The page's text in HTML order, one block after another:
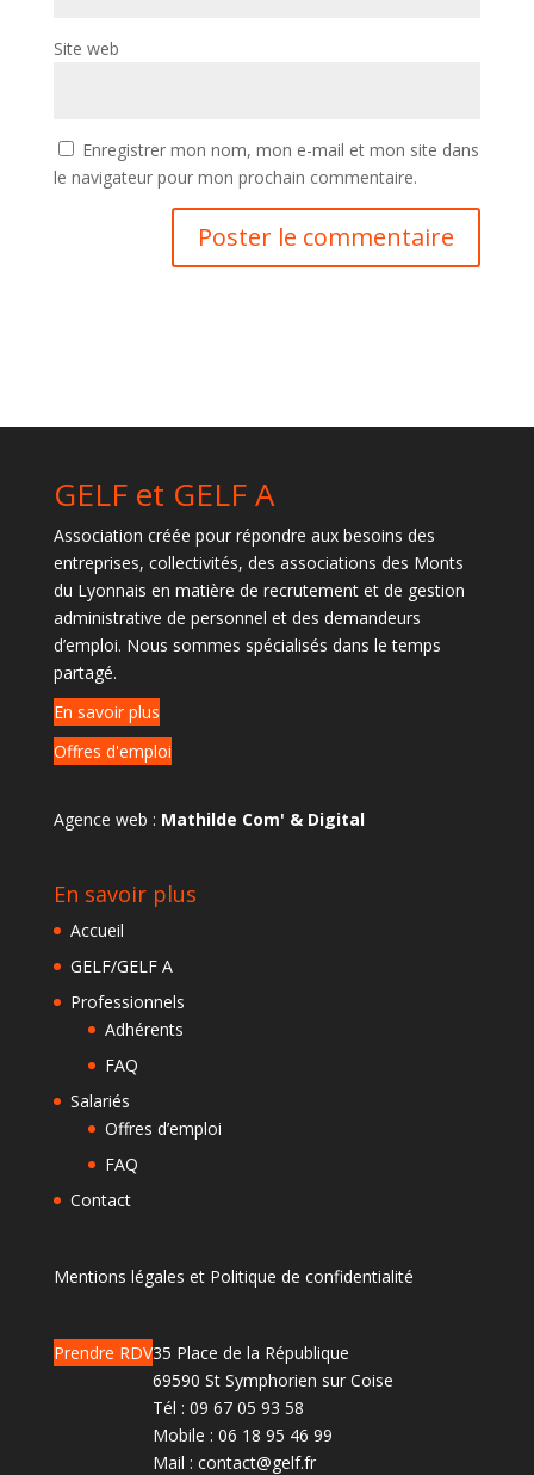
Site web
Enregistrer mon nom, mon e-mail et mon site dans
le navigateur pour mon prochain commentaire.
GELF et GELF A
Association créée pour répondre aux besoins des
entreprises, collectivités, des associations des Monts
du Lyonnais en matière de recrutement et de gestion
administrative de personnel et des demandeurs
d’emploi. Nous sommes spécialisés dans le temps
partagé.
En savoir plus
Offres d'emploi
Agence web : Mathilde Com' & Digital
En savoir plus
Accueil
GELF/GELF A
Professionnels
Adhérents
FAQ
Salariés
Offres d’emploi
FAQ
Contact
Mentions légales et Politique de confidentialité
Prendre RDV35 Place de la République
69590 St Symphorien sur Coise
Tél : 09 67 05 93 58
Mobile : 06 18 95 46 99
Mail : contact@gelf.fr